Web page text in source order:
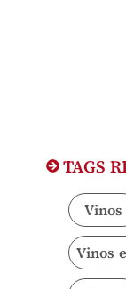
TAGS
Vinos
Vinos